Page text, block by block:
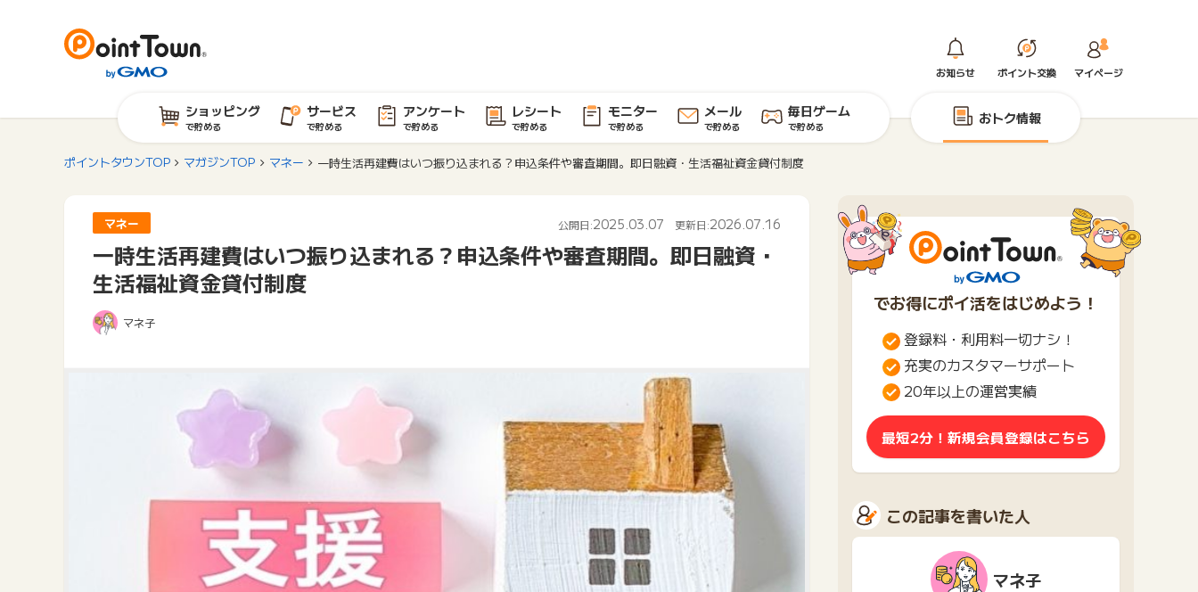
お知らせ ポイント交換 マイページ
ショッピング
で貯める
サービス
で貯める
アンケート
で貯める
レシート
で貯める
モニター
で貯める
メール
で貯める
毎日ゲーム
で貯める おトク情報
ポイントタウンTOP マガジンTOP マネー 一時生活再建費はいつ振り込まれる？申込条件や審査期間。即日融資・生活福祉資金貸付制度
マネー 公開日:2025.03.07 更新日:2026.07.16
一時生活再建費はいつ振り込まれる？申込条件や審査期間。即日融資・
生活福祉資金貸付制度
マネ子
でお得にポイ活をはじめよう！
登録料・利用料一切ナシ！
充実のカスタマーサポート
20年以上の運営実績
最短2分！新規会員登録はこちら
この記事を書いた人
マネ子